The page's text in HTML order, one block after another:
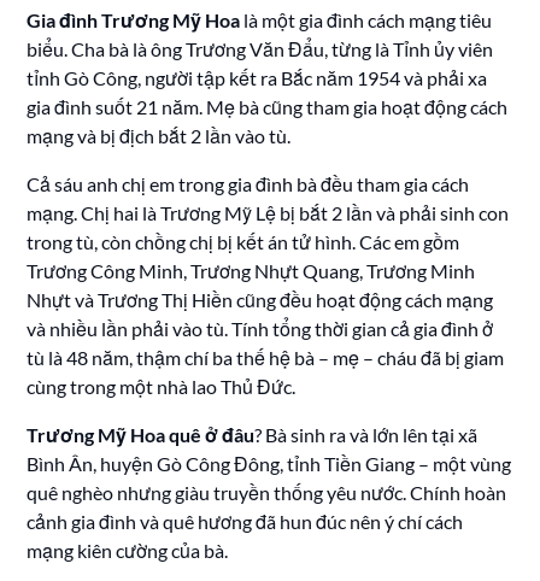
Gia đình Trương Mỹ Hoa là một gia đình cách mạng tiêu
biểu. Cha bà là ông Trương Văn Đẩu, từng là Tỉnh ủy viên
tỉnh Gò Công, người tập kết ra Bắc năm 1954 và phải xa
gia đình suốt 21 năm. Mẹ bà cũng tham gia hoạt động cách
mạng và bị địch bắt 2 lần vào tù.
Cả sáu anh chị em trong gia đình bà đều tham gia cách
mạng. Chị hai là Trương Mỹ Lệ bị bắt 2 lần và phải sinh con
trong tù, còn chồng chị bị kết án tử hình. Các em gồm
Trương Công Minh, Trương Nhựt Quang, Trương Minh
Nhựt và Trương Thị Hiền cũng đều hoạt động cách mạng
và nhiều lần phải vào tù. Tính tổng thời gian cả gia đình ở
tù là 48 năm, thậm chí ba thế hệ bà – mẹ – cháu đã bị giam
cùng trong một nhà lao Thủ Đức.
Trương Mỹ Hoa quê ở đâu? Bà sinh ra và lớn lên tại xã
Bình Ân, huyện Gò Công Đông, tỉnh Tiền Giang – một vùng
quê nghèo nhưng giàu truyền thống yêu nước. Chính hoàn
cảnh gia đình và quê hương đã hun đúc nên ý chí cách
mạng kiên cường của bà.